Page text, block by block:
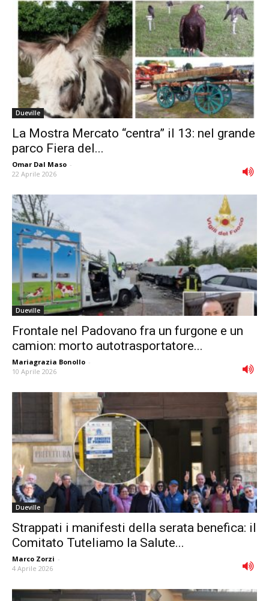
Dueville
La Mostra Mercato “centra” il 13: nel grande
parco Fiera del...
Omar Dal Maso -
22 Aprile 2026
Dueville
Frontale nel Padovano fra un furgone e un
camion: morto autotrasportatore...
Mariagrazia Bonollo -
10 Aprile 2026
Dueville
Strappati i manifesti della serata benefica: il
Comitato Tuteliamo la Salute...
Marco Zorzi -
4 Aprile 2026